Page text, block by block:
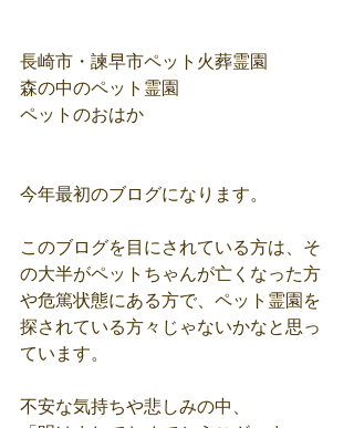
長崎市・諫早市ペット火葬霊園
森の中のペット霊園
ペットのおはか
今年最初のブログになります。
このブログを目にされている方は、そ
の大半がペットちゃんが亡くなった方
や危篤状態にある方で、ペット霊園を
探されている方々じゃないかなと思っ
ています。
不安な気持ちや悲しみの中、